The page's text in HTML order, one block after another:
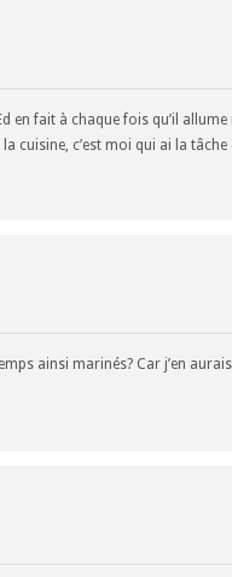
en fait à chaque fois qu’il
la cuisine, c’est moi qui ai la
ainsi marinés? Car j’en